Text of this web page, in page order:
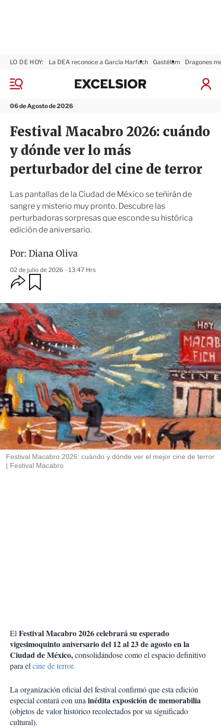
M
n
06 de Agosto de 2026
LO DE HOY: La DEA reconoce a García Harfuch Gastélum Dragones
I
a
x
s
i
Festival Macabro 2026: cuándo
y dónde ver lo más
perturbador del cine de terror
Las pantallas de la Ciudad de México se teñirán de
sangre y misterio muy pronto. Descubre las
perturbadoras sorpresas que esconde su histórica
edición de aniversario.
Por: Diana Oliva
02 de julio de 2026 - 13:47 Hrs
O
p
i
o
n
e
s
d
e
c
o
m
p
a
r
t
i
r
r
d
a
r
Festival Macabro 2026: cuándo y dónde ver el mejor cine de terror
Festival Macabro
ElFestival Macabro 2026 celebrará su esperado
vigesimoquinto aniversario del 12 al 23 de agosto en la
Ciudad de México,consolidándose como el espacio definitivo
para elcine de terror.
La organización oficial del festival confirmó que esta edición
especial contará con unainédita exposición de memorabilia
(objetos de valor histórico recolectados por su significado
cultural).